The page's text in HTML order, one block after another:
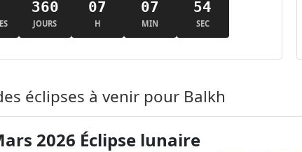
360
JOURS
07
H
07
MIN
53
SEC
éclipses à venir pour Balkh
2026 Éclipse lunaire